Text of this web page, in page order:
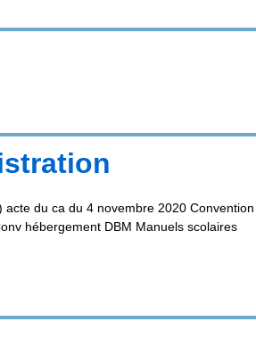
du ca du 4 novembre 2020 Convention
hébergement DBM Manuels scolaires